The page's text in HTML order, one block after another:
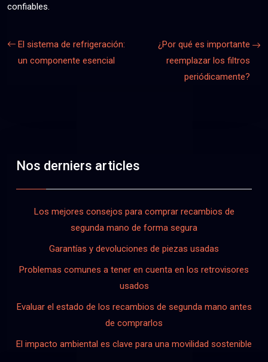
confiables.
El sistema de refrigeración:
un componente esencial
¿Por qué es importante
reemplazar los filtros
periódicamente?
Nos derniers articles
Los mejores consejos para comprar recambios de
segunda mano de forma segura
Garantías y devoluciones de piezas usadas
Problemas comunes a tener en cuenta en los retrovisores
usados
Evaluar el estado de los recambios de segunda mano antes
de comprarlos
El impacto ambiental es clave para una movilidad sostenible